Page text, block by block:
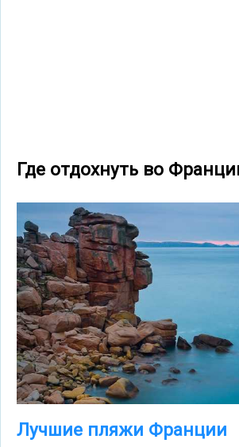
Где отдохнуть во
Лучшие пляжи Франции